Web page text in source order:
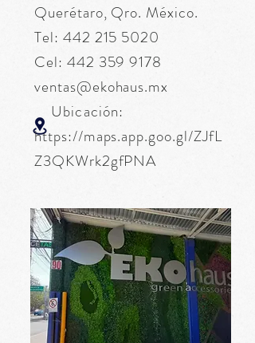
Querétaro, Qro. México.
Tel: 442 215 5020
Cel: 442 359 9178
ventas@ekohaus.mx
Ubicación:
https://maps.app.goo.gl/ZJfL
Z3QKWrk2gfPNA